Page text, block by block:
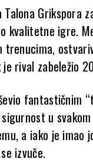
Grikspora
kvalitetne igre.
trenucima,
je rival zabeležio
fantastičnim
u
a iako je imao
izvuče.